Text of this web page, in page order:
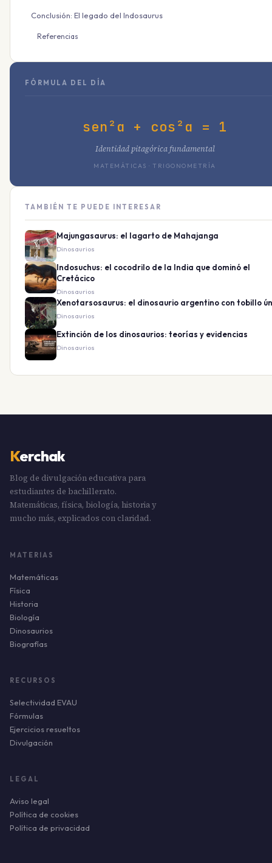
Conclusión: El legado del Indosaurus
Referencias
FÓRMULA DEL DÍA
sen²α + cos²α = 1
Identidad pitagórica fundamental
MATEMÁTICAS · TRIGONOMETRÍA
TAMBIÉN TE PUEDE INTERESAR
Majungasaurus: el lagarto de Mahajanga
Dinosaurios
Indosuchus: el cocodrilo de la India que dominó el
Cretácico
Dinosaurios
Xenotarsosaurus: el dinosaurio argentino con tobillo
Dinosaurios
Extinción de los dinosaurios: teorías y evidencias
Dinosaurios
Kerchak
Blog de divulgación educativa para
estudiantes de bachillerato.
Matemáticas, física, biología, historia y
mucho más, explicados con claridad.
MATERIAS
Matemáticas
Física
Historia
Biología
Dinosaurios
Biografías
RECURSOS
Selectividad EVAU
Fórmulas
Ejercicios resueltos
Divulgación
LEGAL
Aviso legal
Política de cookies
Política de privacidad